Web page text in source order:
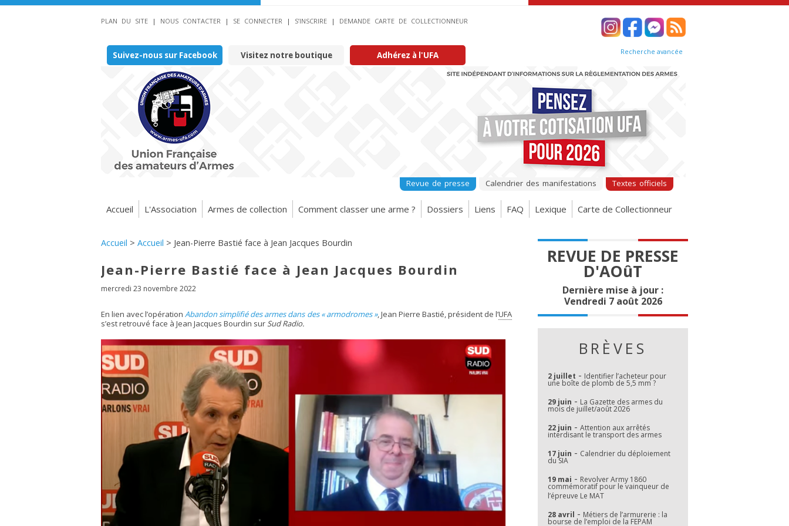
PLAN DU SITE | NOUS CONTACTER | SE CONNECTER | S’INSCRIRE | DEMANDE CARTE DE COLLECTIONNEUR
Suivez-nous sur Facebook Visitez notre boutique Adhérez à l'UFA Recherche avancée
Revue de presse Calendrier des manifestations Textes officiels
Accueil L'Association Armes de collection Comment classer une arme ? Dossiers Liens FAQ Lexique Carte de Collectionneur
Accueil > Accueil > Jean-Pierre Bastié face à Jean Jacques Bourdin
Jean-Pierre Bastié face à Jean Jacques Bourdin
mercredi 23 novembre 2022
En lien avec l’opération Abandon simplifié des armes dans des « armodromes », Jean Pierre Bastié, président de l’UFA
s’est retrouvé face à Jean Jacques Bourdin sur Sud Radio.
REVUE DE PRESSE
D'AOûT
Dernière mise à jour :
Vendredi 7 août 2026
BRÈVES
2 juillet - Identifier l’acheteur pour
une boîte de plomb de 5,5 mm ?
29 juin - La Gazette des armes du
mois de juillet/août 2026
22 juin - Attention aux arrêtés
interdisant le transport des armes
17 juin - Calendrier du déploiement
du SIA
19 mai - Revolver Army 1860
commémoratif pour le vainqueur de
l’épreuve Le MAT
28 avril - Métiers de l’armurerie : la
bourse de l’emploi de la FEPAM